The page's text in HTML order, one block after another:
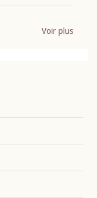
Voir plus